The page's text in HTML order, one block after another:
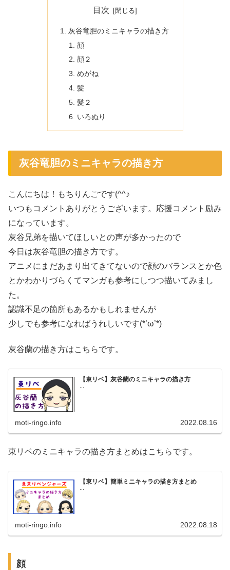
目次
灰谷竜胆のミニキャラの描き方
顔
顔２
めがね
髪
髪２
いろぬり
灰谷竜胆のミニキャラの描き方
こんにちは！もちりんごです(^^♪
いつもコメントありがとうございます。応援コメント励み
になっています。
灰谷兄弟を描いてほしいとの声が多かったので
今日は灰谷竜胆の描き方です。
アニメにまだあまり出てきてないので顔のバランスとか色
とかわかりづらくてマンガも参考にしつつ描いてみまし
た。
認識不足の箇所もあるかもしれませんが
少しでも参考になればうれしいです(*’ω’*)
灰谷蘭の描き方はこちらです。
【東リベ】灰谷蘭のミニキャラの描き方
moti-ringo.info 2022.08.16
東リベのミニキャラの描き方まとめはこちらです。
【東リベ】簡単ミニキャラの描き方まとめ
moti-ringo.info 2022.08.18
顔